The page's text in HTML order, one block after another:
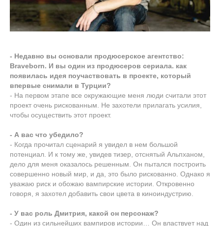
- Недавно вы основали продюсерское агентство:
Braveborn. И вы один из продюсеров сериала. как
появилась идея поучаствовать в проекте, который
впервые снимали в Турции?
- На первом этапе все окружающие меня люди считали этот
проект очень рискованным. Не захотели прилагать усилия,
чтобы осуществить этот проект.
- А вас что убедило?
- Когда прочитал сценарий я увидел в нем большой
потенциал. И к тому же, увидев тизер, отснятый Альпханом,
дело для меня оказалось решенным. Он пытался построить
совершенно новый мир, и да, это было рискованно. Однако я
уважаю риск и обожаю вампирские истории. Откровенно
говоря, я захотел добавить свои цвета в киноиндустрию.
- У вас роль Дмитрия, какой он персонаж?
- Один из сильнейших вампиров истории… Он властвует над